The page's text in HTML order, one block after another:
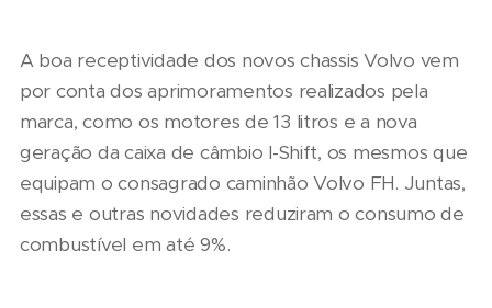
A boa receptividade dos novos chassis Volvo vem
por conta dos aprimoramentos realizados pela
marca, como os motores de 13 litros e a nova
geração da caixa de câmbio I-Shift, os mesmos que
equipam o consagrado caminhão Volvo FH. Juntas,
essas e outras novidades reduziram o consumo de
combustível em até 9%.